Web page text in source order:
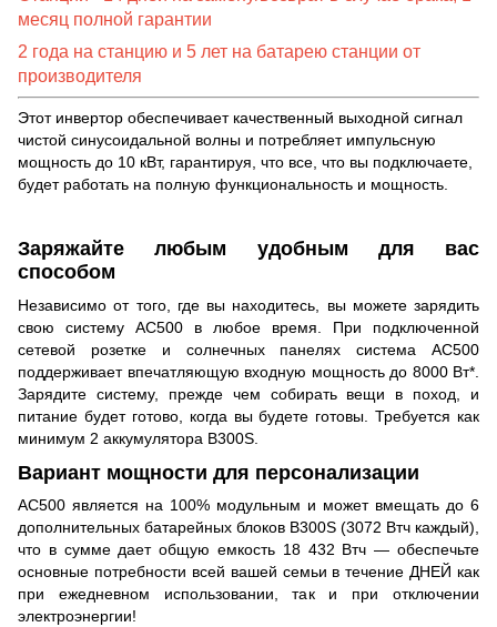
месяц полной гарантии
2 года на станцию ​​и 5 лет на батарею станции от
производителя
Этот инвертор обеспечивает качественный выходной сигнал
чистой синусоидальной волны и потребляет импульсную
мощность до 10 кВт, гарантируя, что все, что вы подключаете,
будет работать на полную функциональность и мощность.
Заряжайте любым удобным для вас
способом
Независимо от того, где вы находитесь, вы можете зарядить
свою систему AC500 в любое время. При подключенной
сетевой розетке и солнечных панелях система AC500
поддерживает впечатляющую входную мощность до 8000 Вт*.
Зарядите систему, прежде чем собирать вещи в поход, и
питание будет готово, когда вы будете готовы. Требуется как
минимум 2 аккумулятора B300S.
Вариант мощности для персонализации
AC500 является на 100% модульным и может вмещать до 6
дополнительных батарейных блоков B300S (3072 Втч каждый),
что в сумме дает общую емкость 18 432 Втч — обеспечьте
основные потребности всей вашей семьи в течение ДНЕЙ как
при ежедневном использовании, так и при отключении
электроэнергии!